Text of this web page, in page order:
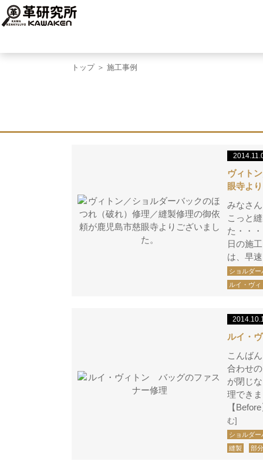
トップ＞ 施工事例
ヴィト
眼寺よ
みなさ
こっと
た・・
日の施
は、早
ショルダー
ルイ・ヴィ
ルイ・
こんば
合わせ
が閉じ
理でき
【
む]
ショルダー
縫製
部